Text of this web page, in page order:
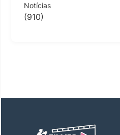
Notícias
(910)